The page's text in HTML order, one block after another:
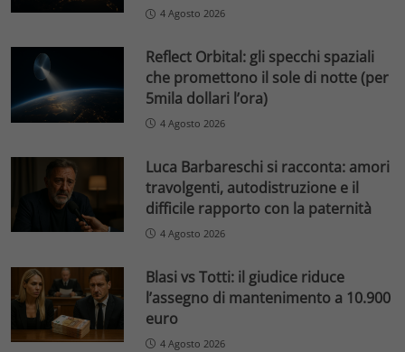
4 Agosto 2026
Reflect Orbital: gli specchi spaziali
che promettono il sole di notte (per
5mila dollari l’ora)
4 Agosto 2026
Luca Barbareschi si racconta: amori
travolgenti, autodistruzione e il
difficile rapporto con la paternità
4 Agosto 2026
Blasi vs Totti: il giudice riduce
l’assegno di mantenimento a 10.900
euro
4 Agosto 2026